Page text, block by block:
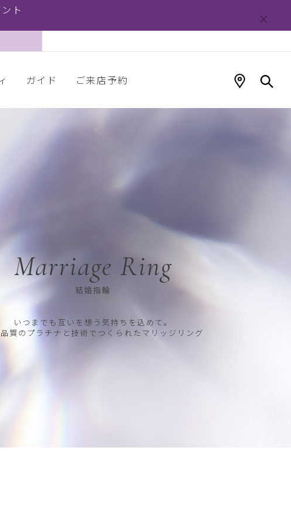
ト
ガイド ご来店予約
Marriage Ring
結婚指輪
いつまでも互いを想う気持ちを込めて。
質のプラチナと技術でつくられたマリッジリング